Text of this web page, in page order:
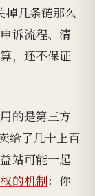
掉几条链那么
诉流程、清
，还不保证
的是第三方
给了几十上百
站可能一起
的机制：你